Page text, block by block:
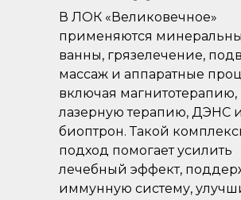
В ЛОК «Великовечное»
применяются
ванны, грязелечение,
массаж и аппаратные
включая магнитотерапию,
лазерную терапию, ДЭНС и
биоптрон. Такой
подход помогает усилить
лечебный эффект,
иммунную систему,